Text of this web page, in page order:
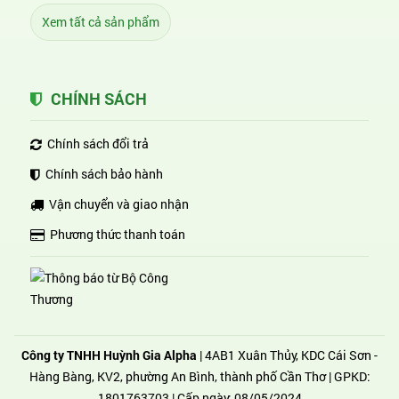
Xem tất cả sản phẩm
CHÍNH SÁCH
Chính sách đổi trả
Chính sách bảo hành
Vận chuyển và giao nhận
Phương thức thanh toán
Công ty TNHH Huỳnh Gia Alpha | 4AB1 Xuân Thủy, KDC Cái Sơn -
Hàng Bàng, KV2, phường An Bình, thành phố Cần Thơ | GPKD: